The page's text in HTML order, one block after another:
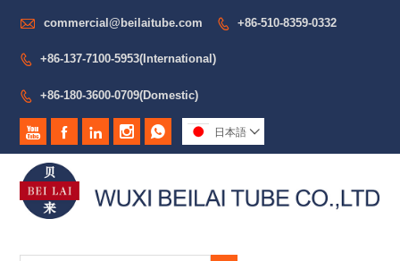
 commercial@beilaitube.com  +86-510-8359-0332
 +86-137-7100-5953(International)
 +86-180-3600-0709(Domestic)
     日本語 